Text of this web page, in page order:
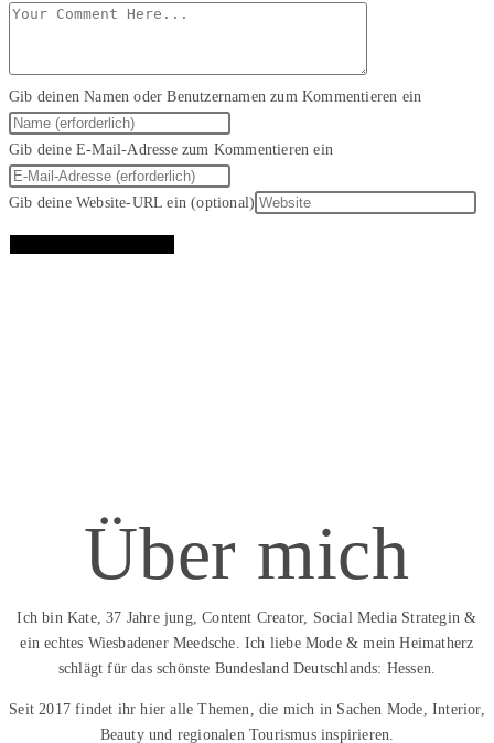
Gib deinen Namen oder Benutzernamen zum Kommentieren ein
Gib deine E-Mail-Adresse zum Kommentieren ein
Gib deine Website-URL ein (optional)
Über mich
Ich bin Kate, 37 Jahre jung, Content Creator, Social Media Strategin &
ein echtes Wiesbadener Meedsche. Ich liebe Mode & mein Heimatherz
schlägt für das schönste Bundesland Deutschlands: Hessen.
Seit 2017 findet ihr hier alle Themen, die mich in Sachen Mode, Interior,
Beauty und regionalen Tourismus inspirieren.